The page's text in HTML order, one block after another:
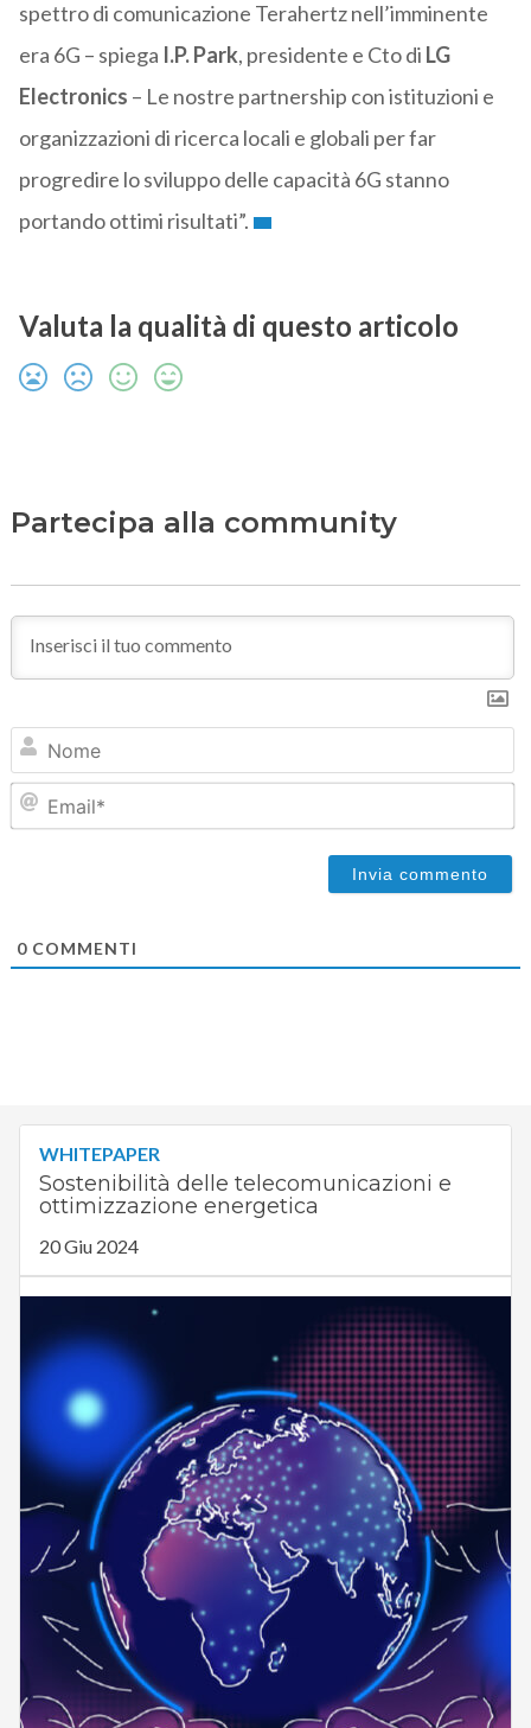
spettro di comunicazione Terahertz nell’imminente
era 6G – spiega I.P. Park, presidente e Cto di LG
Electronics – Le nostre partnership con istituzioni e
organizzazioni di ricerca locali e globali per far
progredire lo sviluppo delle capacità 6G stanno
portando ottimi risultati”.
Valuta la qualità di questo articolo
Partecipa alla community
0COMMENTI
WHITEPAPER
Sostenibilità delle telecomunicazioni e
ottimizzazione energetica
20 Giu 2024